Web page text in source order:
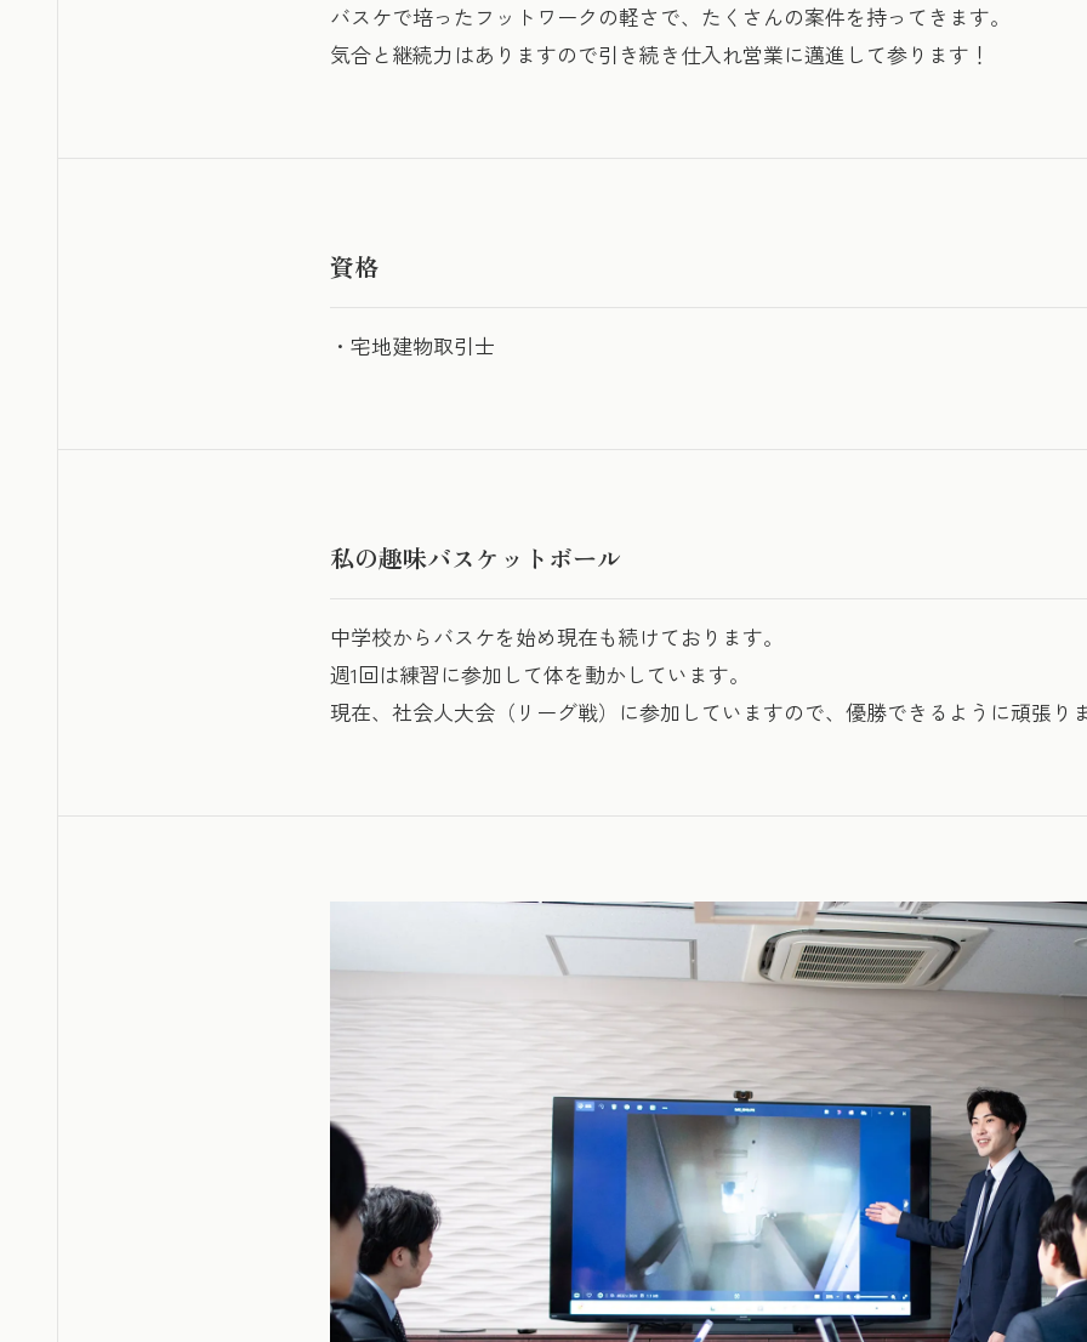
バスケで培ったフットワークの軽さで、たくさんの案件を持ってきます。
気合と継続力はありますので引き続き仕入れ営業に邁進して参ります！
資格
・宅地建物取引士
私の趣味バスケットボール
中学校からバスケを始め現在も続けております。
週1回は練習に参加して体を動かしています。
現在、社会人大会（リーグ戦）に参加していますので、優勝できるように頑張り